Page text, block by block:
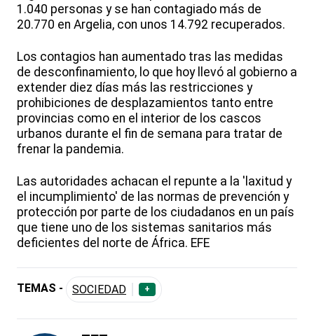
1.040 personas y se han contagiado más de
20.770 en Argelia, con unos 14.792 recuperados.
Los contagios han aumentado tras las medidas
de desconfinamiento, lo que hoy llevó al gobierno a
extender diez días más las restricciones y
prohibiciones de desplazamientos tanto entre
provincias como en el interior de los cascos
urbanos durante el fin de semana para tratar de
frenar la pandemia.
Las autoridades achacan el repunte a la 'laxitud y
el incumplimiento' de las normas de prevención y
protección por parte de los ciudadanos en un país
que tiene uno de los sistemas sanitarios más
deficientes del norte de África. EFE
TEMAS - SOCIEDAD +